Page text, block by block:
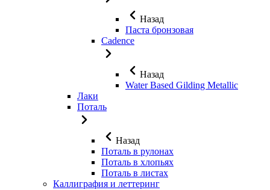
Назад
Паста бронзовая
Cadence
Назад
Water Based Gilding Metallic
Лаки
Поталь
Назад
Поталь в рулонах
Поталь в хлопьях
Поталь в листах
Каллиграфия и леттеринг